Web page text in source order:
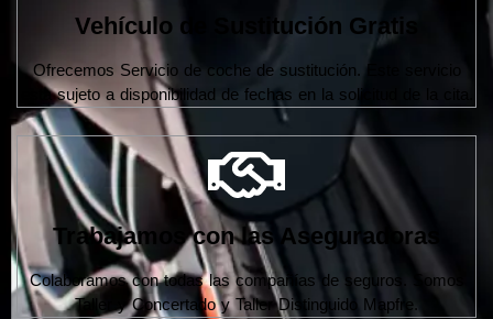
Vehículo de Sustitución Gratis
Ofrecemos Servicio de coche de sustitución. Este servicio
esta sujeto a disponibilidad de fechas en la solicitud de la cita.
Trabajamos con las Aseguradoras
Colaboramos con todas las compañías de seguros. Somos
Taller y Concertado y Taller Distinguido Mapfre.